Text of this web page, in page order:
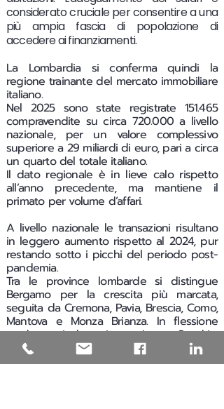
considerato cruciale per consentire a una
più ampia fascia di popolazione di
accedere ai finanziamenti.
La Lombardia si conferma quindi la
regione trainante del mercato immobiliare
italiano.
Nel 2025 sono state registrate 151.465
compravendite su circa 720.000 a livello
nazionale, per un valore complessivo
superiore a 29 miliardi di euro, pari a circa
un quarto del totale italiano.
Il dato regionale è in lieve calo rispetto
all’anno precedente, ma mantiene il
primato per volume d’affari.
A livello nazionale le transazioni risultano
in leggero aumento rispetto al 2024, pur
restando sotto i picchi del periodo post-
pandemia.
Tra le province lombarde si distingue
Bergamo per la crescita più marcata,
seguita da Cremona, Pavia, Brescia, Como,
Mantova e Monza Brianza. In flessione
moderata risultano invece Lecco, Sondrio,
Milano, Varese e Lodi.